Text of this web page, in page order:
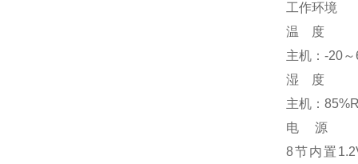
工作环境
温 度
主机：-20
湿 度
主机：
电 源
8节内置